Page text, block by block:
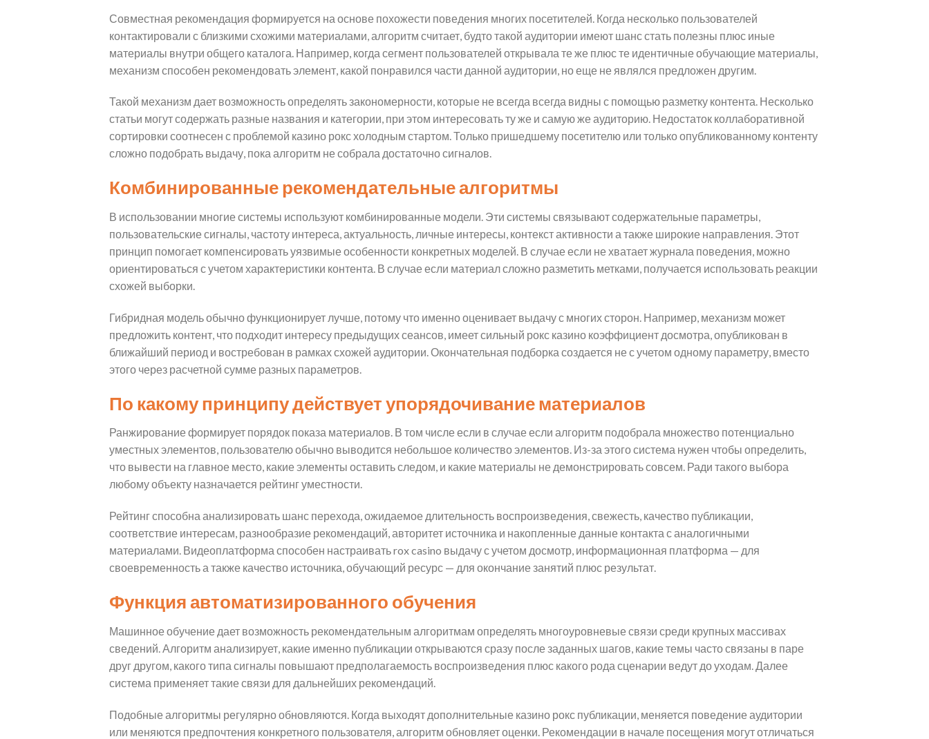
Совместная рекомендация формируется на основе похожести поведения многих посетителей. Когда несколько пользователей
контактировали с близкими схожими материалами, алгоритм считает, будто такой аудитории имеют шанс стать полезны плюс иные
материалы внутри общего каталога. Например, когда сегмент пользователей открывала те же плюс те идентичные обучающие материалы,
механизм способен рекомендовать элемент, какой понравился части данной аудитории, но еще не являлся предложен другим.
Такой механизм дает возможность определять закономерности, которые не всегда всегда видны с помощью разметку контента. Несколько
статьи могут содержать разные названия и категории, при этом интересовать ту же и самую же аудиторию. Недостаток коллаборативной
сортировки соотнесен с проблемой казино рокс холодным стартом. Только пришедшему посетителю или только опубликованному контенту
сложно подобрать выдачу, пока алгоритм не собрала достаточно сигналов.
Комбинированные рекомендательные алгоритмы
В использовании многие системы используют комбинированные модели. Эти системы связывают содержательные параметры,
пользовательские сигналы, частоту интереса, актуальность, личные интересы, контекст активности а также широкие направления. Этот
принцип помогает компенсировать уязвимые особенности конкретных моделей. В случае если не хватает журнала поведения, можно
ориентироваться с учетом характеристики контента. В случае если материал сложно разметить метками, получается использовать реакции
схожей выборки.
Гибридная модель обычно функционирует лучше, потому что именно оценивает выдачу с многих сторон. Например, механизм может
предложить контент, что подходит интересу предыдущих сеансов, имеет сильный рокс казино коэффициент досмотра, опубликован в
ближайший период и востребован в рамках схожей аудитории. Окончательная подборка создается не с учетом одному параметру, вместо
этого через расчетной сумме разных параметров.
По какому принципу действует упорядочивание материалов
Ранжирование формирует порядок показа материалов. В том числе если в случае если алгоритм подобрала множество потенциально
уместных элементов, пользователю обычно выводится небольшое количество элементов. Из-за этого система нужен чтобы определить,
что вывести на главное место, какие элементы оставить следом, и какие материалы не демонстрировать совсем. Ради такого выбора
любому объекту назначается рейтинг уместности.
Рейтинг способна анализировать шанс перехода, ожидаемое длительность воспроизведения, свежесть, качество публикации,
соответствие интересам, разнообразие рекомендаций, авторитет источника и накопленные данные контакта с аналогичными
материалами. Видеоплатформа способен настраивать rox casino выдачу с учетом досмотр, информационная платформа — для
своевременность а также качество источника, обучающий ресурс — для окончание занятий плюс результат.
Функция автоматизированного обучения
Машинное обучение дает возможность рекомендательным алгоритмам определять многоуровневые связи среди крупных массивах
сведений. Алгоритм анализирует, какие именно публикации открываются сразу после заданных шагов, какие темы часто связаны в паре
друг другом, какого типа сигналы повышают предполагаемость воспроизведения плюс какого рода сценарии ведут до уходам. Далее
система применяет такие связи для дальнейших рекомендаций.
Подобные алгоритмы регулярно обновляются. Когда выходят дополнительные казино рокс публикации, меняется поведение аудитории
или меняются предпочтения конкретного пользователя, алгоритм обновляет оценки. Рекомендации в начале посещения могут отличаться